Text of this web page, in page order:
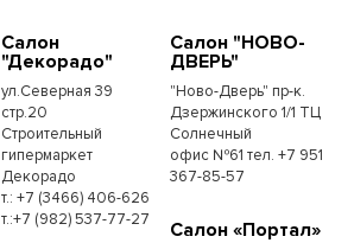
Салон
"Декорадо"
ул.Северная 39
стр.20
Строительный
гипермаркет
Декорадо
т.: +7 (3466) 406-626
т.:+7 (982) 537-77-27
Салон "НОВО-
ДВЕРЬ"
"Ново-Дверь" пр-к.
Дзержинского 1/1 ТЦ
Солнечный
офис №61 тел. +7 951
367-85-57
Салон «Портал»